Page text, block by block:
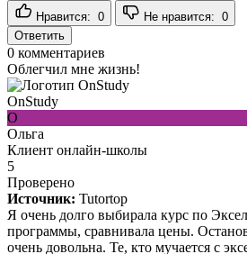
Нравится: 0 Не нравится: 0
Ответить
0 комментариев
Облегчил мне жизнь!
OnStudy
О
Ольга
Клиент онлайн-школы
5
Проверено
Источник: Tutortop
Я очень долго выбирала курс по
программы, сравнивала цены.
очень довольна. Те, кто мучается с